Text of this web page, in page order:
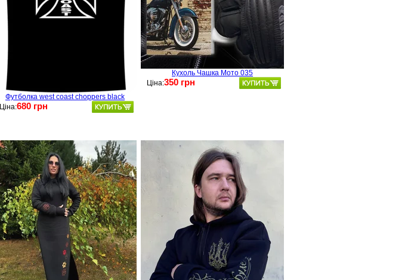
Футболка west coast choppers black
Ціна:680 грн
Кухоль Чашка Мото 035
Ціна:350 грн